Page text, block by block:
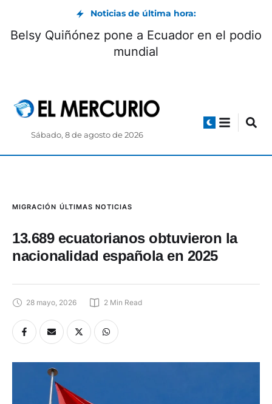
Noticias de última hora:
Belsy Quiñónez pone a Ecuador en el podio
mundial
Sábado, 8 de agosto de 2026
MIGRACIÓN ÚLTIMAS NOTICIAS
13.689 ecuatorianos obtuvieron la
nacionalidad española en 2025
28 mayo, 2026 2 Min Read